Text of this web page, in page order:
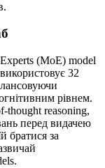
(MoE) model
32
рівнем.
thought reasoning,
перед видачею
братися за